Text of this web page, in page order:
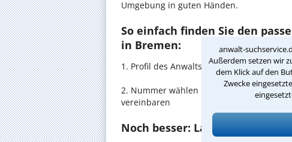
anwalt-
Außerdem setzen wir
dem Klick auf den
Zwecke
Umgebung in guten Händen.
So einfach finden Sie den
in Bremen:
1. Profil des Anwalts für PrivatesBaurecht
2. Nummer wählen und direkt mit der
vereinbaren
Noch besser: Lassen Sie sich